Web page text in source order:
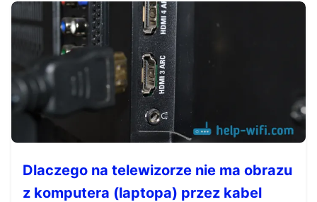
Dlaczego na telewizorze nie ma obrazu
z komputera (laptopa) przez kabel